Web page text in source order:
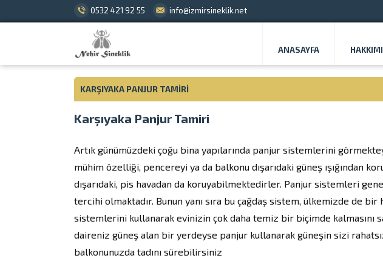
0532 421 92 55 info@izmirsineklik.net
ANASAYFA
KARŞIYAKA PANJUR TAMIRI
Karşıyaka Panjur Tamiri
Artık günümüzdeki çoğu bina yapılarında panjur sistemlerini
mühim özelliği, pencereyi ya da balkonu dışarıdaki güneş ışığından
dışarıdaki, pis havadan da koruyabilmektedirler. Panjur sistemleri
tercihi olmaktadır. Bunun yanı sıra bu çağdaş sistem, ülkemizde de
sistemlerini kullanarak evinizin çok daha temiz bir biçimde kalmasını
daireniz güneş alan bir yerdeyse panjur kullanarak güneşin sizi
balkonunuzda tadını sürebilirsiniz